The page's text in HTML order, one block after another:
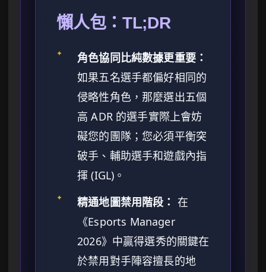
懶人包：TL;DR
✦
角色協同比純數據更重要：
如果五名選手都偏好相同的
侵略性角色，那麼選出五個
高 ADR 的選手實際上會妨
礙您的團隊；您必須平衡突
破手、輔助選手和遊戲內指
揮 (IGL)。
✦ 精通地圖禁用階段： 在
《Esports Manager
2026》中贏得選秀的關鍵在
於禁用對手陣容擅長的地